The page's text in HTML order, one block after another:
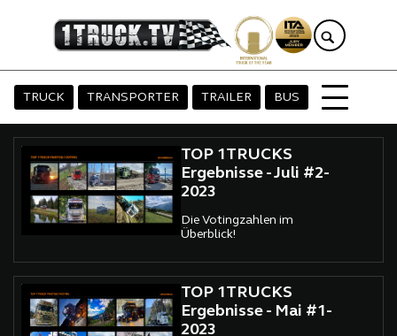
TRUCK TRANSPORTER TRAILER BUS
TOP 1TRUCKS
Ergebnisse - Juli #2-
2023
Die Votingzahlen im
Überblick!
TOP 1TRUCKS
Ergebnisse - Mai #1-
2023